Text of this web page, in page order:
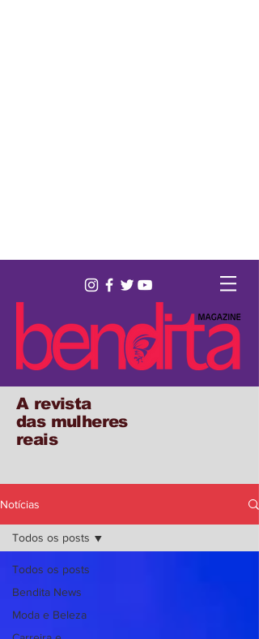
A revista
das mulheres
reais
Notícias
Todos os posts
Bendita News
Moda e Beleza
Todos os posts